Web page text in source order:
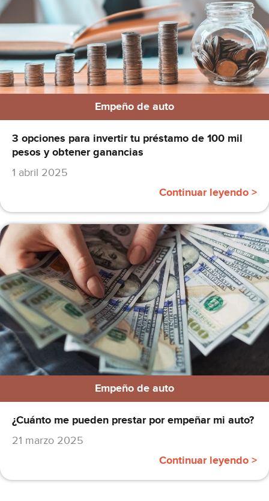
Empeño de auto
3 opciones para invertir tu préstamo de 100 mil
pesos y obtener ganancias
1 abril 2025
Continuar leyendo >
Empeño de auto
¿Cuánto me pueden prestar por empeñar mi auto?
21 marzo 2025
Continuar leyendo >